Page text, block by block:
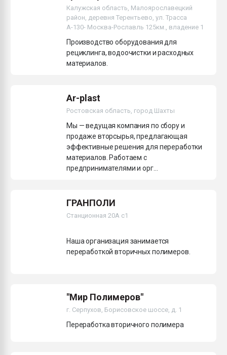
Всё, что касается
бутылок
ПЕРЕЙТИ НА
Калужская область, Малоярославецкий
район, деревня Терентьево, ул. Трасса
А-130- Москва-Рославль 125км., владение 1
Производство оборудования для
рециклинга, водоочистки и расходных
материалов.
Ar-plast
Ростовская область, город Шахты
Мы — ведущая компания по сбору и
продаже вторсырья, предлагающая
эффективные решения для переработки
материалов. Работаем с
предпринимателями и орг...
"Мир Полимеров"
г. Серпухов, Борисовское шоссе, д. 1
Переработка вторичного полимера
ГРАНПОЛИ
Станционная 20А с1
Наша организация занимается
переработкой вторичных полимеров.